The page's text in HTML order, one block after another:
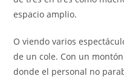
espacio amplio.
O viendo varios
de un cole. Con un
donde el personal no